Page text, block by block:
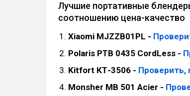
Лучшие портативные
соотношению цена-качество
Xiaomi MJZZB01PL -
Polaris PTB 0435 CordLess -
Kitfort КТ-3506 - Проверить,
Monsher MB 501 Acier -